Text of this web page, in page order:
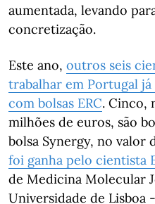
aumentada, levando
concretização.
Este ano, outros seis
trabalhar em Portugal
com bolsas ERC. Cinco,
milhões de euros, são
bolsa Synergy, no valor
foi ganha pelo cientista
de Medicina Molecular
Universidade de Lisboa